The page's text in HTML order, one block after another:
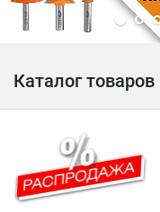
Каталог товаров